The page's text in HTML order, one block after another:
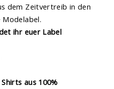
dem Zeitvertreib in den
ihr euer Label
aus 100%